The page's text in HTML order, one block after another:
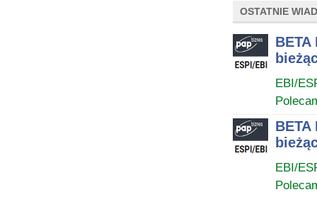
OSTATNIE
BETA
EBI/
BETA
EBI/